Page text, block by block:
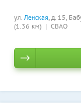
ул. Ленская, д. 15,
(1.36 км)
СВАО